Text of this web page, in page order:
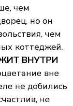
чем
но он
чем
коттеджей.
ВНУТРИ
вне
не добились
не